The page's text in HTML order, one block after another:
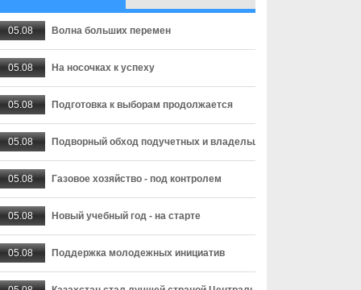
05.08 Волна больших перемен
05.08 На носочках к успеху
05.08 Подготовка к выборам продолжается
05.08 Подворный обход подучетных и владельцев оружия
05.08 Газовое хозяйство - под контролем
05.08 Новый учебный год - на старте
05.08 Поддержка молодежных инициатив